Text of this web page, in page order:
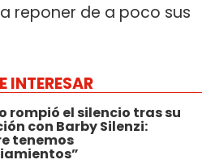
reponer de a poco sus
INTERESAR
rompió el silencio tras su
con Barby Silenzi:
tenemos